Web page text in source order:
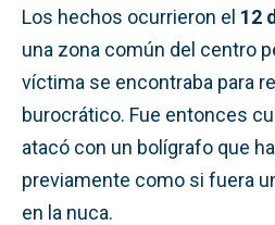
Los hechos ocurrieron el 12
una zona común del centro
víctima se encontraba para
burocrático. Fue entonces
atacó con un bolígrafo que
previamente como si fuera
en la nuca.